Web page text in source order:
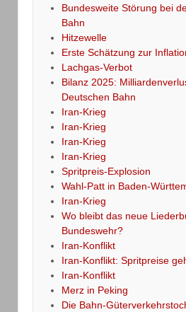
Bundesweite Störung bei
Bahn
Hitzewelle
Erste Schätzung zur
Lachgas-Verbot
Bilanz 2025:
Deutschen Bahn
Iran-Krieg
Iran-Krieg
Iran-Krieg
Iran-Krieg
Spritpreis-Explosion
Wahl-Patt in Baden-
Iran-Krieg
Wo bleibt das neue
Bundeswehr?
Iran-Konflikt
Iran-Konflikt: Spritpreise
Iran-Konflikt
Merz in Peking
Die Bahn-